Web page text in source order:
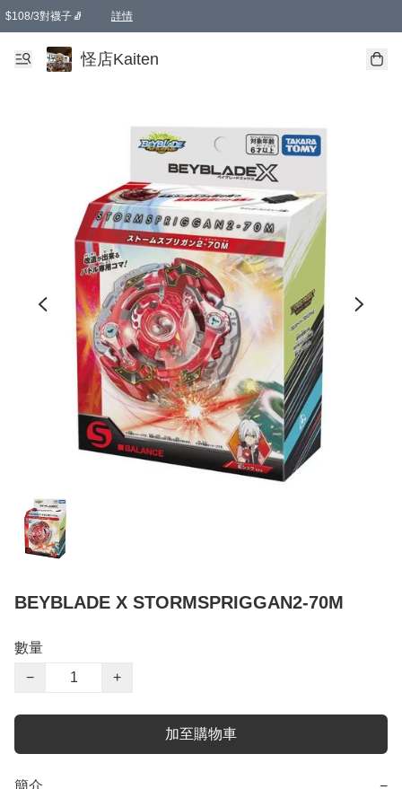
$108/3對襪子🧦 詳情
卡通傘☂️2把8折
購物滿 HKD 650.00即享免運費優惠！（適用於 本地送貨、本地取貨 )
怪店Kaiten
BEYBLADE X STORMSPRIGGAN2-70M
數量
−
+
加至購物車
簡介 −